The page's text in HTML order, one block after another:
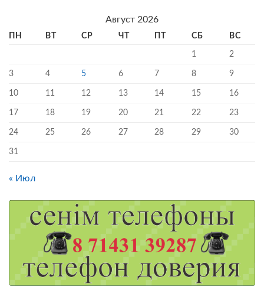
Август 2026
ПН ВТ СР ЧТ ПТ СБ ВС
1 2
3 4 5 6 7 8 9
10 11 12 13 14 15 16
17 18 19 20 21 22 23
24 25 26 27 28 29 30
31
« Июл